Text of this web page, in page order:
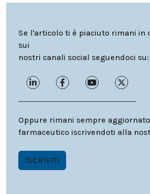
Se l'articolo ti è piaciuto rimani in
sui
nostri canali social seguendoci su:
Oppure rimani sempre
farmaceutico iscrivendoti alla
ISCRIVITI